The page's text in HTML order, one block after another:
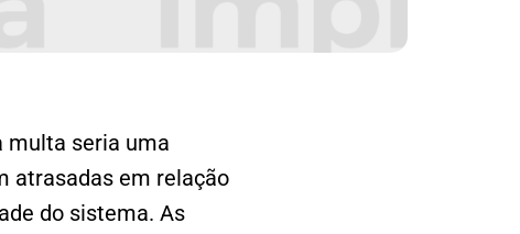
multa seria uma
atrasadas em relação
do sistema. As